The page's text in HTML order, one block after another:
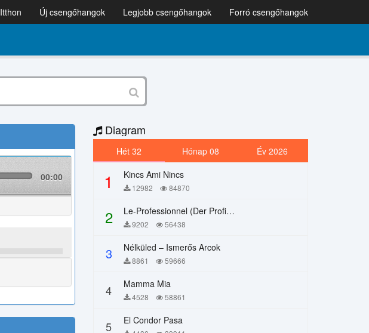
Itthon Új csengőhangok Legjobb csengőhangok Forró csengőhangok
00:00
Diagram
Hét 32 Hónap 08 Év 2026
1 Kincs Ami Nincs
12982 84870
2 Le-Professionnel (Der Profi) – Chi Mai
9202 56438
3 Nélküled – Ismerős Arcok
8861 59666
4 Mamma Mia
4528 58861
5 El Condor Pasa